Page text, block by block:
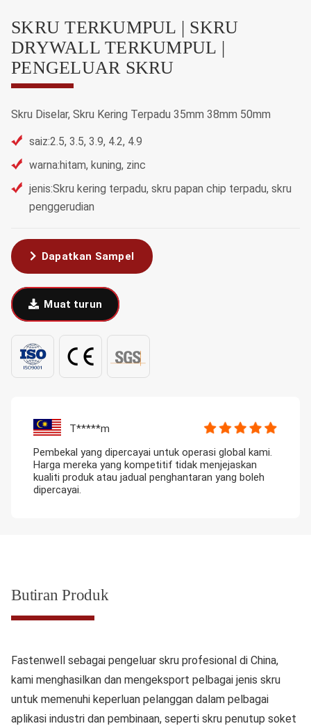
SKRU TERKUMPUL | SKRU
DRYWALL TERKUMPUL |
PENGELUAR SKRU
Skru Diselar, Skru Kering Terpadu 35mm 38mm 50mm
saiz:2.5, 3.5, 3.9, 4.2, 4.9
warna:hitam, kuning, zinc
jenis:Skru kering terpadu, skru papan chip terpadu, skru
penggerudian
Dapatkan Sampel
Muat turun
T*****m
Pembekal yang dipercayai untuk operasi global kami.
Harga mereka yang kompetitif tidak menjejaskan
kualiti produk atau jadual penghantaran yang boleh
dipercayai.
Butiran Produk
Fastenwell sebagai pengeluar skru profesional di China,
kami menghasilkan dan mengeksport pelbagai jenis skru
untuk memenuhi keperluan pelanggan dalam pelbagai
aplikasi industri dan pembinaan, seperti skru penutup soket